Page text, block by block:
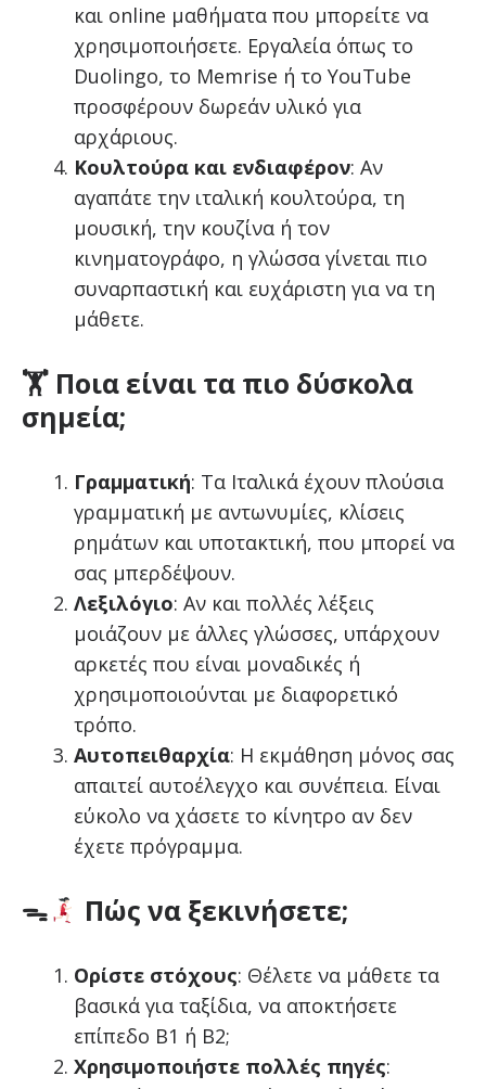
και online μαθήματα που μπορείτε να
χρησιμοποιήσετε. Εργαλεία όπως το
Duolingo, το Memrise ή το YouTube
προσφέρουν δωρεάν υλικό για
αρχάριους.
Κουλτούρα και ενδιαφέρον: Αν
αγαπάτε την ιταλική κουλτούρα, τη
μουσική, την κουζίνα ή τον
κινηματογράφο, η γλώσσα γίνεται πιο
συναρπαστική και ευχάριστη για να τη
μάθετε.
🏋️ Ποια είναι τα πιο δύσκολα
σημεία;
Γραμματική: Τα Ιταλικά έχουν πλούσια
γραμματική με αντωνυμίες, κλίσεις
ρημάτων και υποτακτική, που μπορεί να
σας μπερδέψουν.
Λεξιλόγιο: Αν και πολλές λέξεις
μοιάζουν με άλλες γλώσσες, υπάρχουν
αρκετές που είναι μοναδικές ή
χρησιμοποιούνται με διαφορετικό
τρόπο.
Αυτοπειθαρχία: Η εκμάθηση μόνος σας
απαιτεί αυτοέλεγχο και συνέπεια. Είναι
εύκολο να χάσετε το κίνητρο αν δεν
έχετε πρόγραμμα.
ᯓ Πώς να ξεκινήσετε;
Ορίστε στόχους: Θέλετε να μάθετε τα
βασικά για ταξίδια, να αποκτήσετε
επίπεδο B1 ή B2;
Χρησιμοποιήστε πολλές πηγές: